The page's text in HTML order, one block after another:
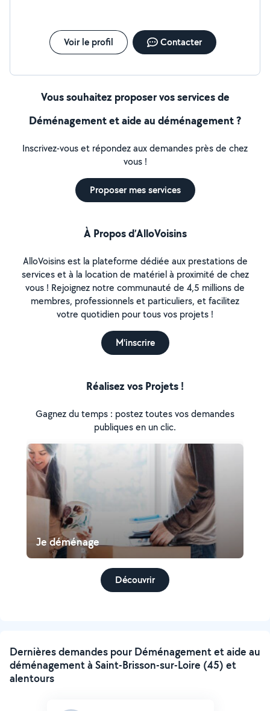
Voir le profil Contacter
Vous souhaitez proposer vos services de
Déménagement et aide au déménagement ?
Inscrivez-vous et répondez aux demandes près de chez
vous !
Proposer mes services
À Propos d’AlloVoisins
AlloVoisins est la plateforme dédiée aux prestations de
services et à la location de matériel à proximité de chez
vous ! Rejoignez notre communauté de 4,5 millions de
membres, professionnels et particuliers, et facilitez
votre quotidien pour tous vos projets !
M'inscrire
Réalisez vos Projets !
Gagnez du temps : postez toutes vos demandes
publiques en un clic.
Je déménage
Découvrir
Dernières demandes pour Déménagement et aide au
déménagement à Saint-Brisson-sur-Loire (45) et
alentours